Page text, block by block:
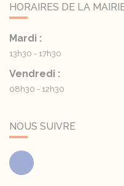
HORAIRES DE LA
Mardi :
13h30 - 17h30
Vendredi :
08h30 - 12h30
NOUS SUIVRE
Facebook